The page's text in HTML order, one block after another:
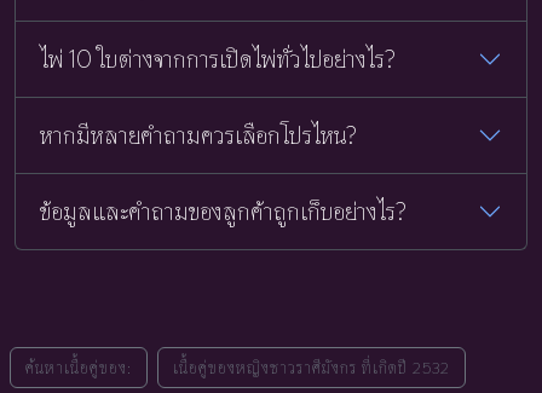
ไพ่ 10 ใบต่างจากการเปิดไพ่ทั่วไปอย่างไร?
หากมีหลายคำถามควรเลือกโปรไหน?
ข้อมูลและคำถามของลูกค้าถูกเก็บอย่างไร?
ค้นหาเนื้อคู่ของ: เนื้อคู่ของหญิงชาวราศีมังกร ที่เกิดปี 2532